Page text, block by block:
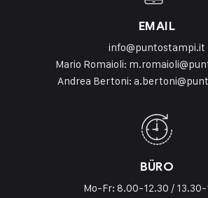
EMAIL
info@puntostampi.it
Mario Romaioli:
Andrea Bertoni:
BÜRO
Mo-Fr: 8.00-12.30 / 13.30-